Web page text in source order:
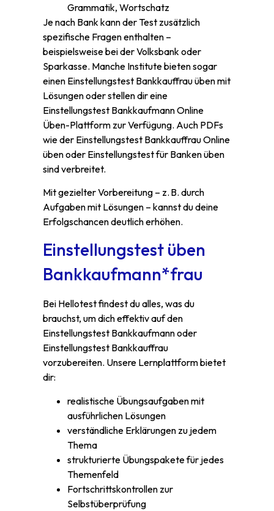
Grammatik, Wortschatz
Je nach Bank kann der Test zusätzlich
spezifische Fragen enthalten –
beispielsweise bei der Volksbank oder
Sparkasse. Manche Institute bieten sogar
einen Einstellungstest Bankkauffrau üben mit
Lösungen oder stellen dir eine
Einstellungstest Bankkaufmann Online
Üben-Plattform zur Verfügung. Auch PDFs
wie der Einstellungstest Bankkauffrau Online
üben oder Einstellungstest für Banken üben
sind verbreitet.
Mit gezielter Vorbereitung – z. B. durch
Aufgaben mit Lösungen – kannst du deine
Erfolgschancen deutlich erhöhen.
Einstellungstest üben
Bankkaufmann*frau
Bei Hellotest findest du alles, was du
brauchst, um dich effektiv auf den
Einstellungstest Bankkaufmann oder
Einstellungstest Bankkauffrau
vorzubereiten. Unsere Lernplattform bietet
dir:
realistische Übungsaufgaben mit
ausführlichen Lösungen
verständliche Erklärungen zu jedem
Thema
strukturierte Übungspakete für jedes
Themenfeld
Fortschrittskontrollen zur
Selbstüberprüfung